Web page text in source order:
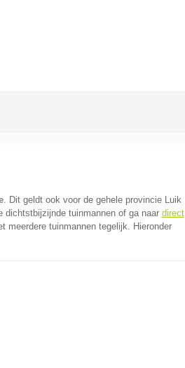
. Dit geldt ook voor de gehele provincie Luik
dichtstbijzijnde tuinmannen of ga naar direct
tuinmannen tegelijk. Hieronder